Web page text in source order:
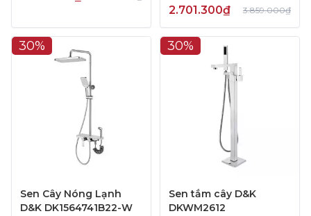
2.701.300₫ 3.859.000₫
30%
Sen Cây Nóng Lạnh
D&K DK1564741B22-W
30%
Sen tắm cây D&K
DKWM2612